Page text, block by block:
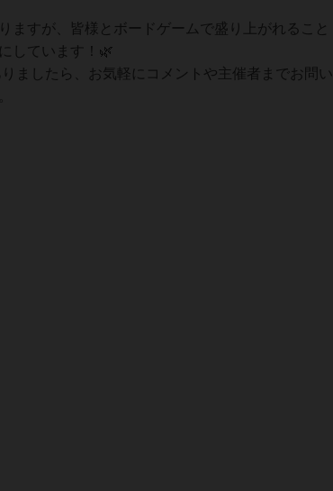
ますが、皆様とボードゲームで盛り上がれること
しています！🌿
ましたら、お気軽にコメントや主催者までお問い